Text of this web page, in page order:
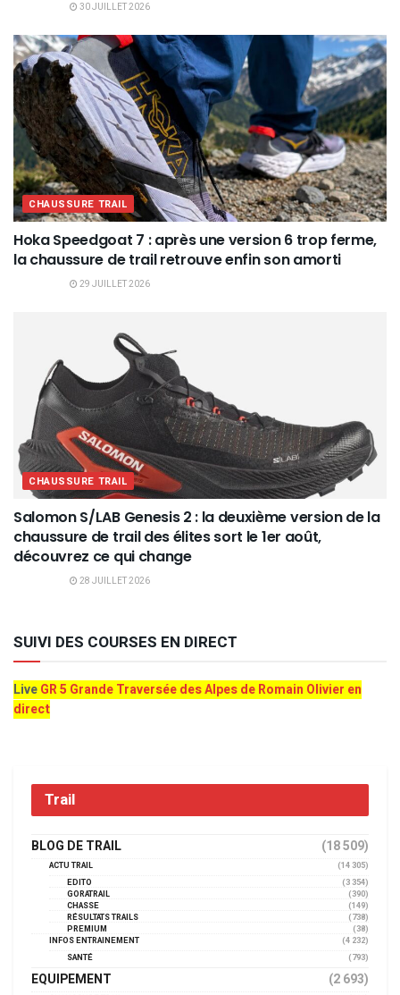
30 JUILLET 2026
CHAUSSURE TRAIL
Hoka Speedgoat 7 : après une version 6 trop ferme,
la chaussure de trail retrouve enfin son amorti
29 JUILLET 2026
CHAUSSURE TRAIL
Salomon S/LAB Genesis 2 : la deuxième version de la
chaussure de trail des élites sort le 1er août,
découvrez ce qui change
28 JUILLET 2026
SUIVI DES COURSES EN DIRECT
LiveGR 5 Grande Traversée des Alpes de Romain Olivier en
direct
Trail
BLOG DE TRAIL (18 509)
ACTU TRAIL
(14 305)
EDITO
(3 354)
GORATRAIL
(390)
CHASSE
(149)
RÉSULTATS TRAILS
(738)
PREMIUM
(38)
INFOS ENTRAINEMENT
(4 232)
SANTÉ
(793)
EQUIPEMENT (2 693)